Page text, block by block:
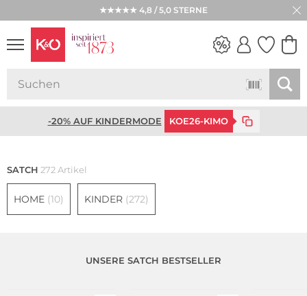
★★★★★ 4,8 / 5,0 STERNE
-20% AUF KINDERMODE KOE26-KIMO
SATCH 272 Artikel
HOME (10) KINDER (272)
UNSERE SATCH BESTSELLER